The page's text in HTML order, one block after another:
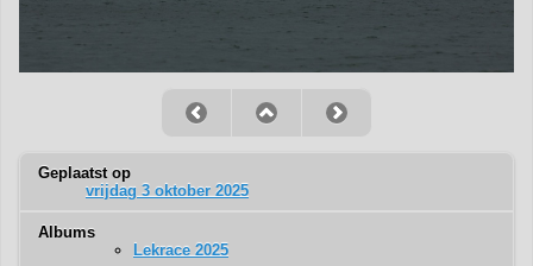
Geplaatst op
vrijdag 3 oktober 2025
Albums
Lekrace 2025